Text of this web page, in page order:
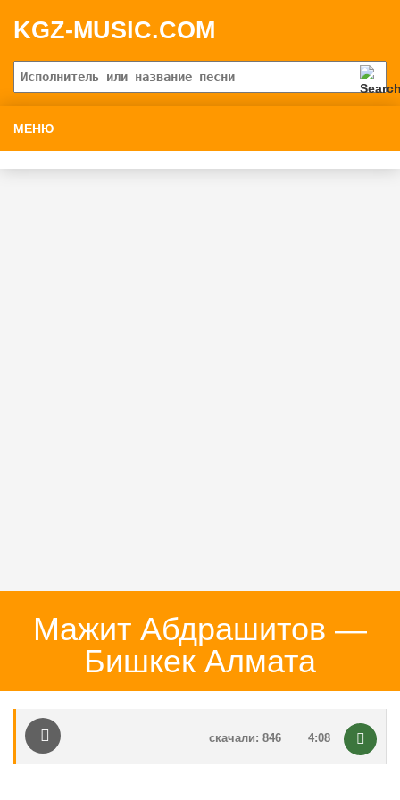
KGZ-MUSIC.COM
МЕНЮ
Мажит Абдрашитов —
Бишкек Алмата
4:08
скачали: 846